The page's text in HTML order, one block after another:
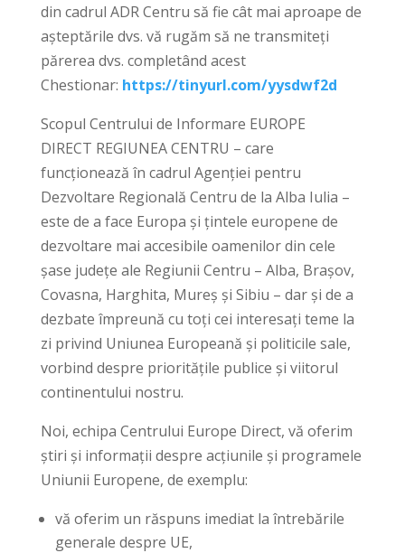
din cadrul ADR Centru să fie cât mai aproape de
așteptările dvs. vă rugăm să ne transmiteți
părerea dvs. completând acest
Chestionar: https://tinyurl.com/yysdwf2d
Scopul Centrului de Informare EUROPE
DIRECT REGIUNEA CENTRU – care
funcționează în cadrul Agenției pentru
Dezvoltare Regională Centru de la Alba Iulia –
este de a face Europa și țintele europene de
dezvoltare mai accesibile oamenilor din cele
șase județe ale Regiunii Centru – Alba, Brașov,
Covasna, Harghita, Mureș și Sibiu – dar și de a
dezbate împreună cu toți cei interesați teme la
zi privind Uniunea Europeană și politicile sale,
vorbind despre prioritățile publice și viitorul
continentului nostru.
Noi, echipa Centrului Europe Direct, vă oferim
știri și informații despre acțiunile și programele
Uniunii Europene, de exemplu:
vă oferim un răspuns imediat la întrebările
generale despre UE,